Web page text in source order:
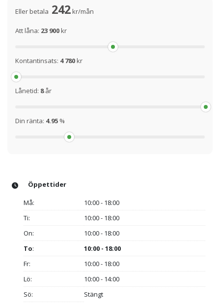
Eller betala 242kr/mån
Att låna: 23 900kr
Kontantinsats: 4 780kr
Lånetid: 8år
Din ränta: 4.95 %
Öppettider
Må:
10:00 - 18:00
Ti:
10:00 - 18:00
On:
10:00 - 18:00
To:
10:00 - 18:00
Fr:
10:00 - 18:00
Lö:
10:00 - 14:00
Sö:
Stängt